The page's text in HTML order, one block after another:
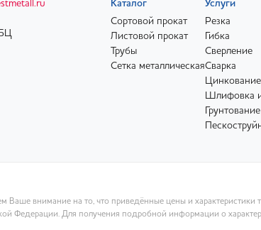
Каталог
Сортовой прокат
Листовой прокат
Трубы
Сетка металлическая
Услуги
Резка
Гибка
Сверление
Сварка
Цинкование
Шлифовка
Ваше внимание на то, что приведённые цены и характеристики
Федерации. Для получения подробной информации о